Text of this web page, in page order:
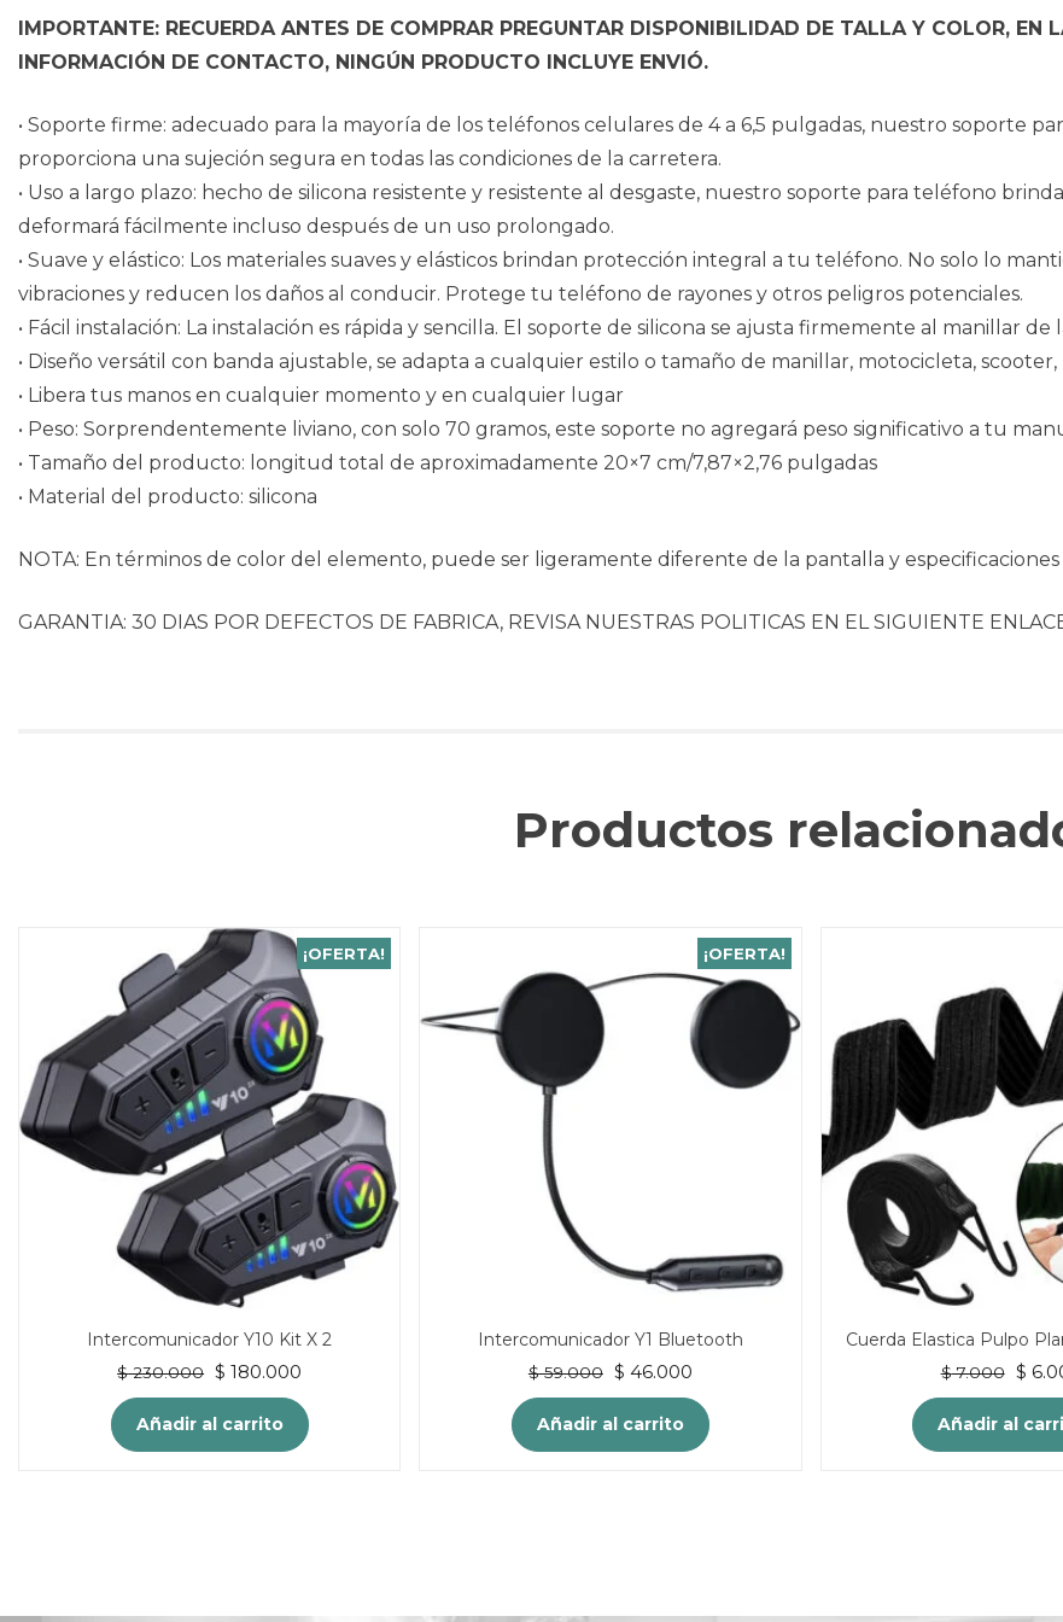
IMPORTANTE: RECUERDA ANTES DE COMPRAR PREGUNTAR DISPONIBILIDAD DE TALLA Y COLOR, EN
INFORMACIÓN DE CONTACTO, NINGÚN PRODUCTO INCLUYE ENVIÓ.
• Soporte firme: adecuado para la mayoría de los teléfonos celulares de 4 a 6,5 pulgadas, nuestro soporte
proporciona una sujeción segura en todas las condiciones de la carretera.
• Uso a largo plazo: hecho de silicona resistente y resistente al desgaste, nuestro soporte para teléfono
deformará fácilmente incluso después de un uso prolongado.
• Suave y elástico: Los materiales suaves y elásticos brindan protección integral a tu teléfono. No solo lo
vibraciones y reducen los daños al conducir. Protege tu teléfono de rayones y otros peligros potenciales.
• Fácil instalación: La instalación es rápida y sencilla. El soporte de silicona se ajusta firmemente al manillar
• Diseño versátil con banda ajustable, se adapta a cualquier estilo o tamaño de manillar, motocicleta,
• Libera tus manos en cualquier momento y en cualquier lugar
• Peso: Sorprendentemente liviano, con solo 70 gramos, este soporte no agregará peso significativo a tu
• Tamaño del producto: longitud total de aproximadamente 20×7 cm/7,87×2,76 pulgadas
• Material del producto: silicona
NOTA: En términos de color del elemento, puede ser ligeramente diferente de la pantalla y
GARANTIA: 30 DIAS POR DEFECTOS DE FABRICA, REVISA NUESTRAS POLITICAS EN EL SIGUIENTE
Productos
¡OFERTA!
Intercomunicador Y10 Kit X 2
$230.000
El
precio
original
era:
$ 180.000
actual
es:
Añadir al carrito
¡OFERTA!
Intercomunicador Y1 Bluetooth
$59.000
El
precio
original
era:
$ 46.000El
precio
actual
es:
Añadir al carrito
Cuerda Elastica Pulpo
$7.000
El
era:
$
Añadir al